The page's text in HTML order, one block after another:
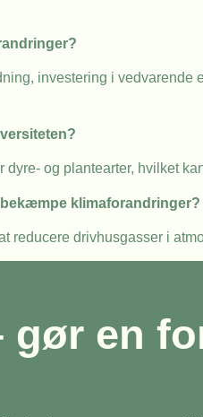
investering i
og plantearter, hvilket
klimaforandringer?
reducere drivhusgasser i
en